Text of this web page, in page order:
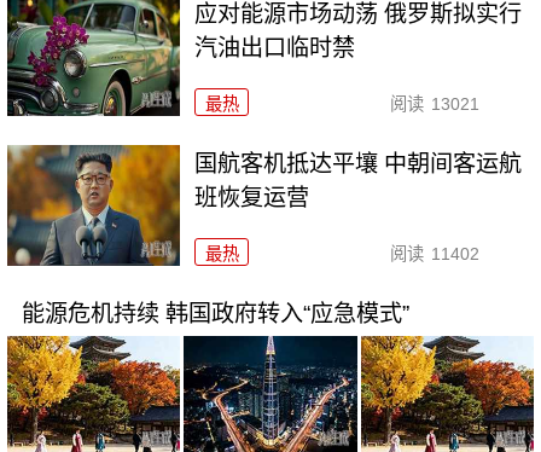
应对能源市场动荡 俄罗斯拟实行
汽油出口临时禁
最热 阅读 13021
国航客机抵达平壤 中朝间客运航
班恢复运营
最热 阅读 11402
能源危机持续 韩国政府转入“应急模式”